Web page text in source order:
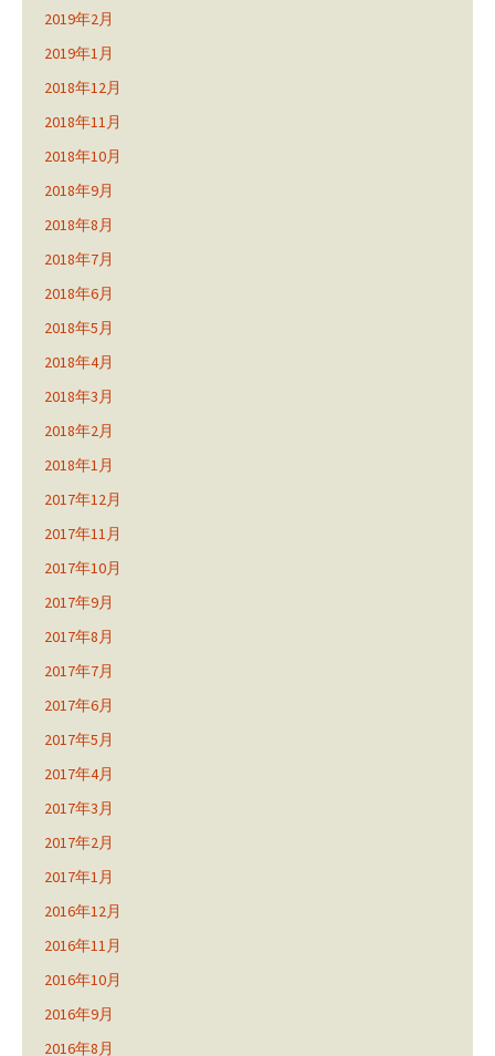
2019年2月
2019年1月
2018年12月
2018年11月
2018年10月
2018年9月
2018年8月
2018年7月
2018年6月
2018年5月
2018年4月
2018年3月
2018年2月
2018年1月
2017年12月
2017年11月
2017年10月
2017年9月
2017年8月
2017年7月
2017年6月
2017年5月
2017年4月
2017年3月
2017年2月
2017年1月
2016年12月
2016年11月
2016年10月
2016年9月
2016年8月